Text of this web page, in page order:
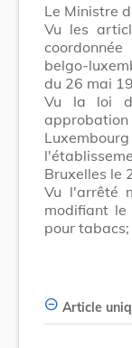
Le Ministre
Vu les
belgo-
du 26 mai
Vu la loi
approbation
Bruxelles le
Vu l'arrêté
modifiant le
pour tabacs;
Article